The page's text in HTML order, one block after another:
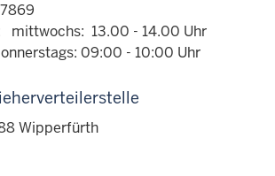
mittwochs: 13.00 - 14.00 Uhr
09:00 - 10:00 Uhr
Wipperfürth